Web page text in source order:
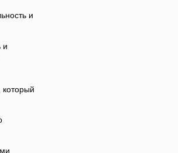
и
и